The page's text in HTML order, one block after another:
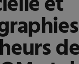
de